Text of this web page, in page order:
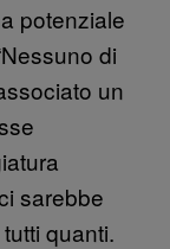
potenziale
di
un
sarebbe
quanti.